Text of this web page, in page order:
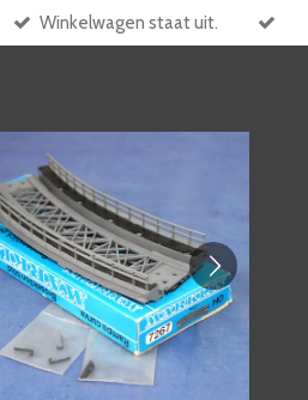
Winkelwagen staat uit.